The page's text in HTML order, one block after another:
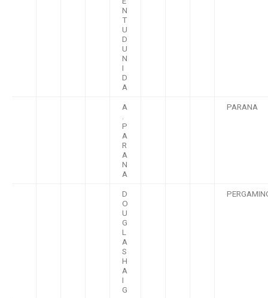
N
T
U
D
U
N
I
D
A
A
.
P
A
R
A
N
A
PARANA
D
O
U
G
L
A
S
H
A
I
G